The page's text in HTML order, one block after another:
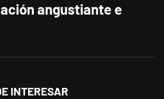
angustiante e
INTERESAR